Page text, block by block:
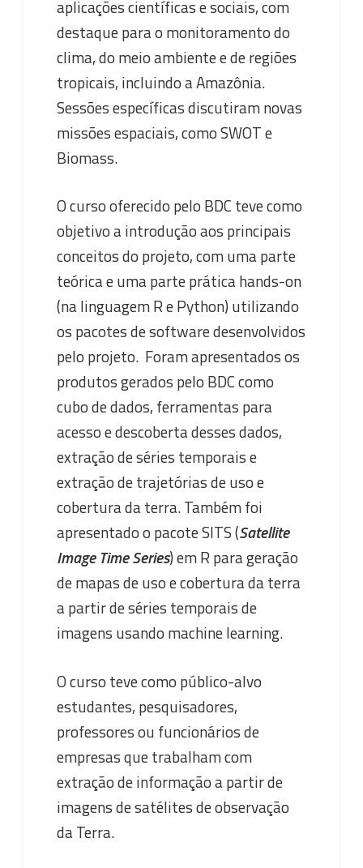
aplicações científicas e sociais, com
destaque para o monitoramento do
clima, do meio ambiente e de regiões
tropicais, incluindo a Amazônia.
Sessões específicas discutiram novas
missões espaciais, como SWOT e
Biomass.
O curso oferecido pelo BDC teve como
objetivo a introdução aos principais
conceitos do projeto, com uma parte
teórica e uma parte prática hands-on
(na linguagem R e Python) utilizando
os pacotes de software desenvolvidos
pelo projeto. Foram apresentados os
produtos gerados pelo BDC como
cubo de dados, ferramentas para
acesso e descoberta desses dados,
extração de séries temporais e
extração de trajetórias de uso e
cobertura da terra. Também foi
apresentado o pacote SITS (Satellite
Image Time Series) em R para geração
de mapas de uso e cobertura da terra
a partir de séries temporais de
imagens usando machine learning.
O curso teve como público-alvo
estudantes, pesquisadores,
professores ou funcionários de
empresas que trabalham com
extração de informação a partir de
imagens de satélites de observação
da Terra.